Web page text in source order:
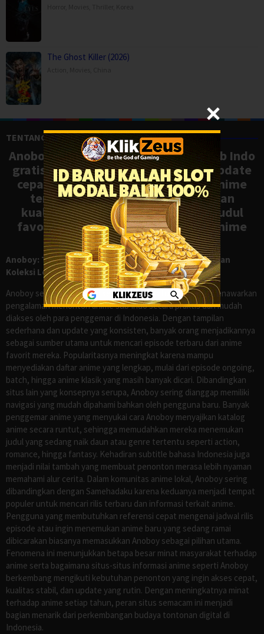
The Ghost Killer (2026)
TENTANG ANOBOY
Anoboy adalah situs nonton anime sub Indo
gratis dengan koleksi lengkap dan update
cepat, mirip Samehadaku. Tonton anime
terbaru, ongoing, dan batch dengan
kualitas HD tanpa ribet. Temukan judul
favoritmu dan nikmati streaming anime
terbaik kapan saja.
Anoboy: Tempat Nonton Anime Sub Indo Gratis dengan
Koleksi Lengkap seperti Samehadaku
Anoboy sejak lama dikenal sebagai salah satu situs yang menawarkan
pengalaman menonton anime sub Indo secara praktis dan mudah
diakses oleh para penggemar di Indonesia. Dengan tampilan
sederhana dan update yang konsisten, banyak orang menjadikannya
sebagai sumber utama untuk mencari episode terbaru dari anime
favorit mereka. Popularitasnya meningkat karena mampu
menyediakan daftar anime yang lengkap, mulai dari episode ongoing,
batch, hingga anime klasik yang masih banyak dicari. Dibandingkan
situs lain yang konsepnya serupa, Anoboy sering dianggap memiliki
navigasi yang mudah dipahami bahkan oleh pengguna baru. Banyak
penggemar anime yang menyukai cara Anoboy menyajikan katalog
anime secara runtut, sehingga memudahkan mereka menemukan
judul yang sedang naik daun atau genre tertentu seperti action,
romance, hingga fantasy. Kehadiran subtitle bahasa Indonesia juga
menjadi nilai tambah yang membuat penonton merasa lebih nyaman
memahami alur cerita. Dalam komunitas anime lokal, Anoboy sering
dibandingkan dengan Samehadaku karena keduanya menjadi tempat
populer untuk mencari rilis terbaru dan informasi terkait anime.
Pengguna yang membutuhkan referensi cepat mengenai jadwal rilis
episode atau ingin menemukan anime baru yang sedang ramai
dibicarakan biasanya memasukkan Anoboy sebagai pilihan utama.
Fenomena ini menunjukkan betapa besar minat masyarakat terhadap
anime serta bagaimana situs-situs informasi anime seperti Anoboy
berkembang mengikuti kebutuhan penonton yang ingin akses cepat,
kualitas stabil, dan update yang rutin. Dengan meningkatnya minat
terhadap anime setiap tahun, peran situs semacam ini menjadi
bagian menarik dari perkembangan budaya tontonan digital di
Indonesia.